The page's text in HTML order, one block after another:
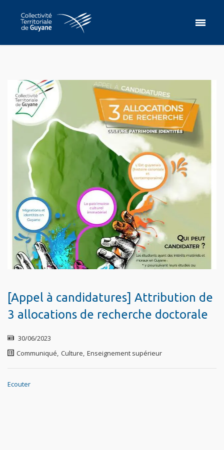
[Appel à candidatures] Attribution de
3 allocations de recherche doctorale
30/06/2023
Communiqué, Culture, Enseignement supérieur
Ecouter